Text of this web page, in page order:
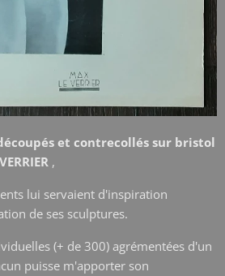
et contrecollés sur bristol
,
lui servaient d'inspiration
de ses sculptures.
(+ de 300) agrémentées d'un
puisse m'apporter son